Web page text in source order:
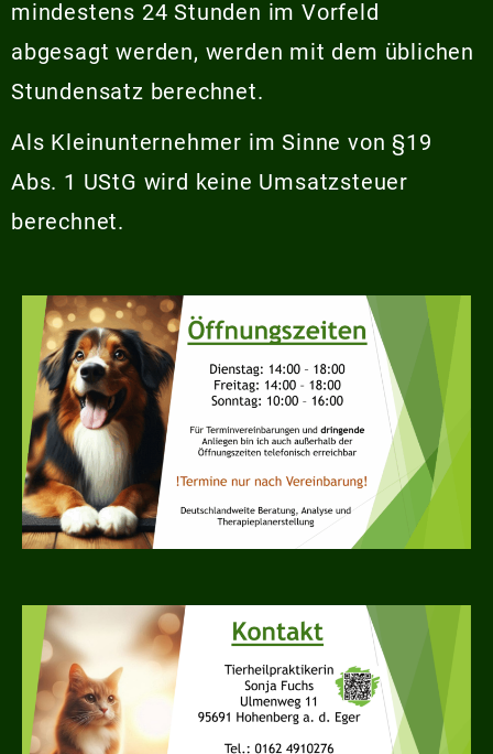
mindestens 24 Stunden im Vorfeld
abgesagt werden, werden mit dem üblichen
Stundensatz berechnet.
Als Kleinunternehmer im Sinne von §19
Abs. 1 UStG wird keine Umsatzsteuer
berechnet.